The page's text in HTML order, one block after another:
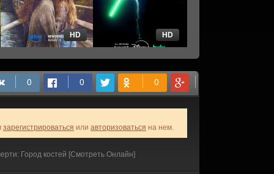
HD HD
зарегистрироваться или авторизоваться на нем.
Город костей [Смотреть Онлайн]